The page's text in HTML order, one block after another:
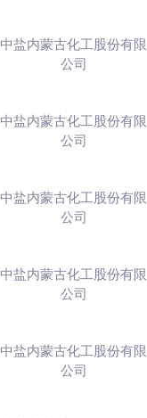
中盐内蒙古化工股份有限
公司
中盐内蒙古化工股份有限
公司
中盐内蒙古化工股份有限
公司
中盐内蒙古化工股份有限
公司
中盐内蒙古化工股份有限
公司